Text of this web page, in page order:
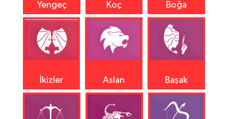
Yengeç Koç Boğa
İkizler Aslan Başak